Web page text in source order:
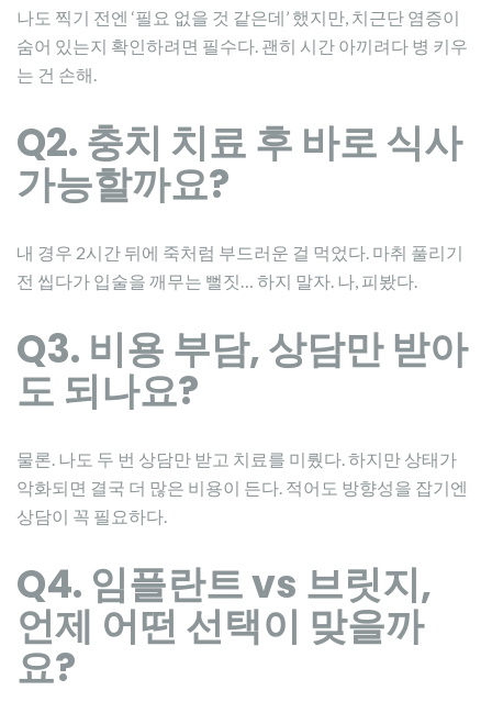
나도 찍기 전엔 ‘필요 없을 것 같은데’ 했지만, 치근단 염증이
숨어 있는지 확인하려면 필수다. 괜히 시간 아끼려다 병 키우
는 건 손해.
Q2. 충치 치료 후 바로 식사
가능할까요?
내 경우 2시간 뒤에 죽처럼 부드러운 걸 먹었다. 마취 풀리기
전 씹다가 입술을 깨무는 뻘짓… 하지 말자. 나, 피봤다.
Q3. 비용 부담, 상담만 받아
도 되나요?
물론. 나도 두 번 상담만 받고 치료를 미뤘다. 하지만 상태가
악화되면 결국 더 많은 비용이 든다. 적어도 방향성을 잡기엔
상담이 꼭 필요하다.
Q4. 임플란트 vs 브릿지,
언제 어떤 선택이 맞을까
요?